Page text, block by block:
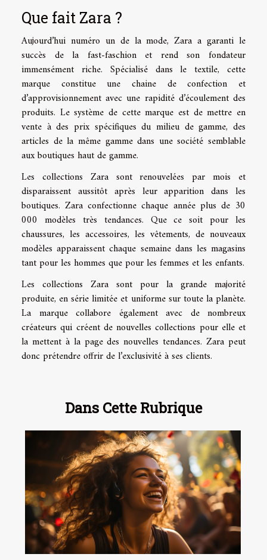
Que fait Zara ?
Aujourd’hui numéro un de la mode, Zara a garanti le
succès de la fast-faschion et rend son fondateur
immensément riche. Spécialisé dans le textile, cette
marque constitue une chaine de confection et
d’approvisionnement avec une rapidité d’écoulement des
produits. Le système de cette marque est de mettre en
vente à des prix spécifiques du milieu de gamme, des
articles de la même gamme dans une société semblable
aux boutiques haut de gamme.
Les collections Zara sont renouvelées par mois et
disparaissent aussitôt après leur apparition dans les
boutiques. Zara confectionne chaque année plus de 30
000 modèles très tendances. Que ce soit pour les
chaussures, les accessoires, les vêtements, de nouveaux
modèles apparaissent chaque semaine dans les magasins
tant pour les hommes que pour les femmes et les enfants.
Les collections Zara sont pour la grande majorité
produite, en série limitée et uniforme sur toute la planète.
La marque collabore également avec de nombreux
créateurs qui créent de nouvelles collections pour elle et
la mettent à la page des nouvelles tendances. Zara peut
donc prétendre offrir de l’exclusivité à ses clients.
Dans Cette Rubrique